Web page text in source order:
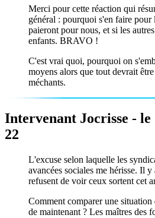
Merci pour cette réaction qui
général : pourquoi s'en faire pour
paieront pour nous, et si les
enfants. BRAVO !
C'est vrai quoi, pourquoi on
moyens alors que tout devrait
méchants.
Intervenant Jocrisse - le
22
L'excuse selon laquelle les
avancées sociales me hérisse. Il
refusent de voir ceux sortent cet
Comment comparer une
de maintenant ? Les maîtres des